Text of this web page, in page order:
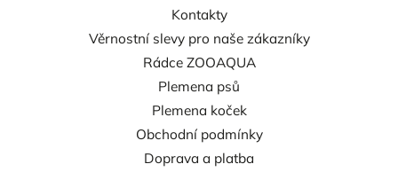
Kontakty
Věrnostní slevy pro naše zákazníky
Rádce ZOOAQUA
Plemena psů
Plemena koček
Obchodní podmínky
Doprava a platba